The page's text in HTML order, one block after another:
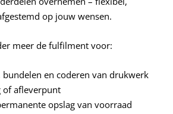
op jouw wensen.
meer de fulfilment voor:
bundelen en coderen van drukwerk
of afleverpunt
opslag van voorraad